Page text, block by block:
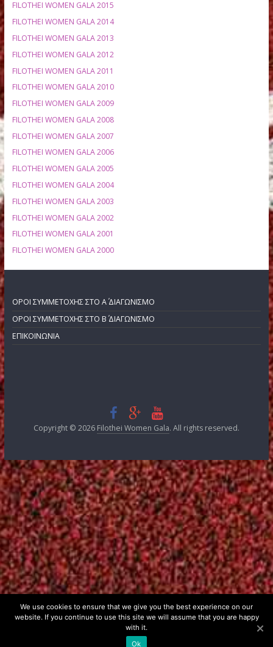
FILOTHEI WOMEN GALA 2018 ΗΜΕΡΙΔΑ
FILOTHEI WOMEN GALA 2017
FILOTHEI WOMEN GALA 2016 ΗΜΕΡΙΔΑ
FILOTHEI WOMEN GALA 2016
FILOTHEI WOMEN GALA 2015 ΗΜΕΡΙΔΑ
FILOTHEI WOMEN GALA 2015
FILOTHEI WOMEN GALA 2012
FILOTHEI WOMEN GALA 2011
FILOTHEI WOMEN GALA 2010
FILOTHEI WOMEN GALA 2009
FILOTHEI WOMEN GALA 2008
FILOTHEI WOMEN GALA 2006
FILOTHEI WOMEN GALA 2000
ΟΡΟΙ ΣΥΜΜΕΤΟΧΗΣ ΣΤΟ Α΄ ΔΙΑΓΩΝΙΣΜΟ
ΟΡΟΙ ΣΥΜΜΕΤΟΧΗΣ ΣΤΟ Β΄ ΔΙΑΓΩΝΙΣΜΟ
ΕΠΙΚΟΙΝΩΝΙΑ
Copyright © 2026Filothei Women Gala. All rights reserved.